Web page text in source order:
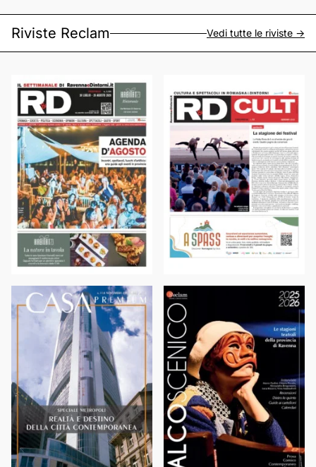
Riviste Reclam Vedi tutte le riviste ->